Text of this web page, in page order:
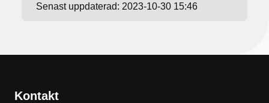
Senast uppdaterad: 2023-10-30 15:46
Kontakt